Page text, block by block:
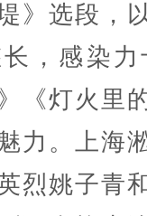
》选段，
，感染
《灯火里
力。上海
烈姚子青